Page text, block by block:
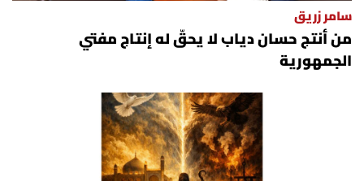
حظّك اليوم
سامر زريق
من أنتج حسان دياب لا يحقّ له إنتاج مفتي
الجمهورية